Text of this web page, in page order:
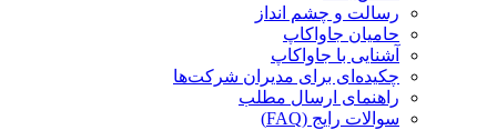
رسالت و چشم انداز
حامیان جاواکاپ
آشنایی با جاواکاپ
چکیده‌ای برای مدیران شرکت‌ها
راهنمای ارسال مطلب
سوالات رایج (FAQ)